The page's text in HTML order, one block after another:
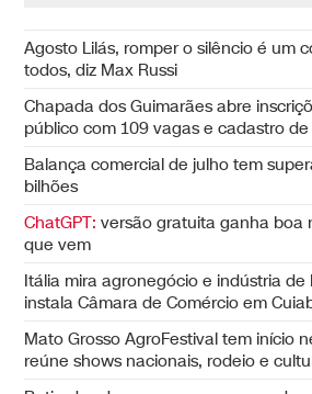
Agosto Lilás, romper o silêncio é um
todos, diz Max Russi
Chapada dos Guimarães abre
público com 109 vagas e cadastro
Balança comercial de julho tem
bilhões
ChatGPT: versão gratuita ganha boa
que vem
Itália mira agronegócio e indústria de
instala Câmara de Comércio em
Mato Grosso AgroFestival tem início
reúne shows nacionais, rodeio e